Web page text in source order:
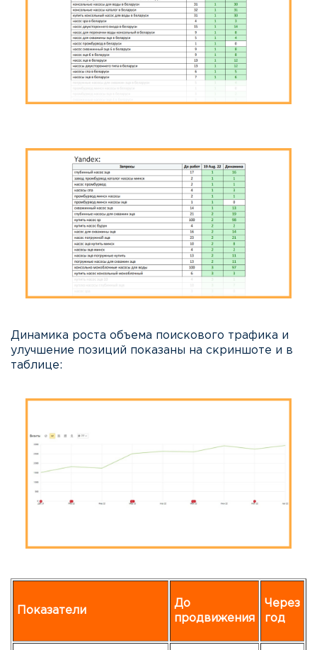
Динамика роста объема поискового трафика и
улучшение позиций показаны на скриншоте и в
таблице:
Показатели
До
продвижения
Через
год